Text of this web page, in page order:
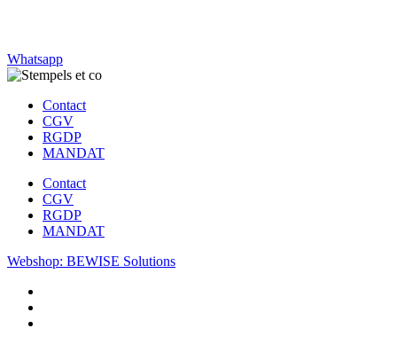
Whatsapp
Contact
CGV
RGDP
MANDAT
Contact
CGV
RGDP
MANDAT
Webshop: BEWISE Solutions